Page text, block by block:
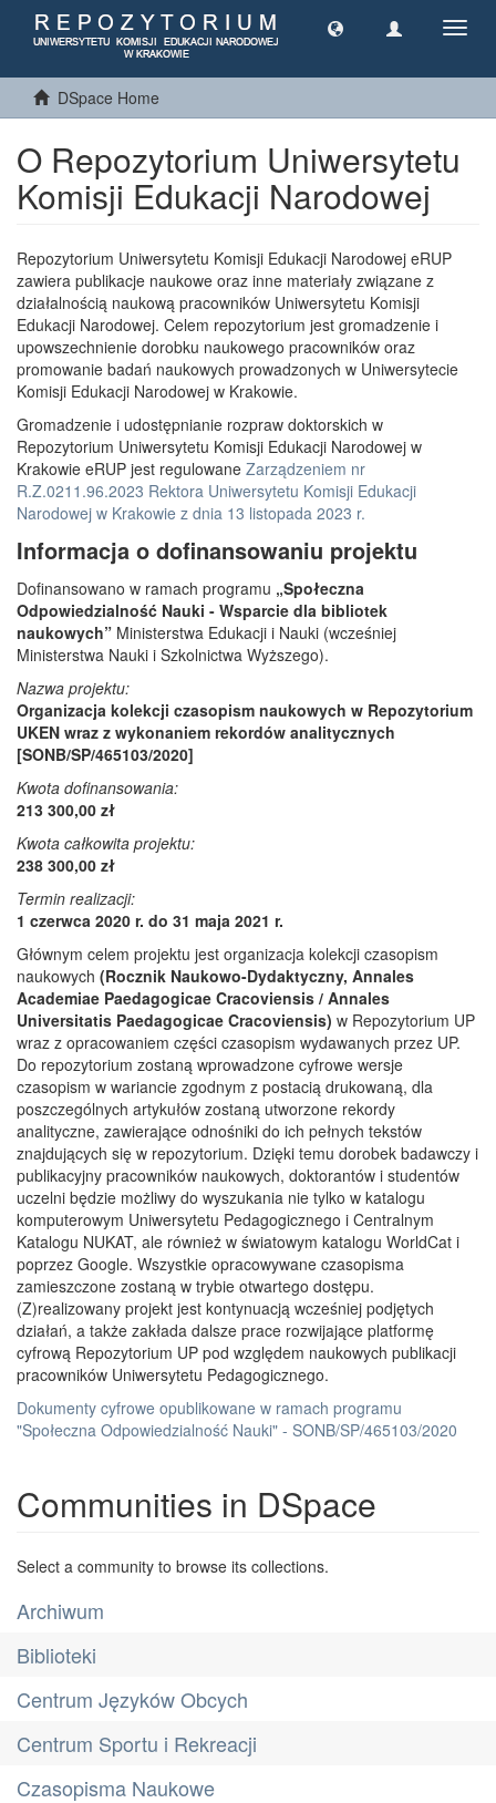
DSpace Home
O Repozytorium Uniwersytetu
Komisji Edukacji Narodowej
Repozytorium Uniwersytetu Komisji Edukacji Narodowej eRUP
zawiera publikacje naukowe oraz inne materiały związane z
działalnością naukową pracowników Uniwersytetu Komisji
Edukacji Narodowej. Celem repozytorium jest gromadzenie i
upowszechnienie dorobku naukowego pracowników oraz
promowanie badań naukowych prowadzonych w Uniwersytecie
Komisji Edukacji Narodowej w Krakowie.
Gromadzenie i udostępnianie rozpraw doktorskich w
Repozytorium Uniwersytetu Komisji Edukacji Narodowej w
Krakowie eRUP jest regulowane Zarządzeniem nr
R.Z.0211.96.2023 Rektora Uniwersytetu Komisji Edukacji
Narodowej w Krakowie z dnia 13 listopada 2023 r.
Informacja o dofinansowaniu projektu
Dofinansowano w ramach programu „Społeczna
Odpowiedzialność Nauki - Wsparcie dla bibliotek
naukowych” Ministerstwa Edukacji i Nauki (wcześniej
Ministerstwa Nauki i Szkolnictwa Wyższego).
Nazwa projektu:
Organizacja kolekcji czasopism naukowych w Repozytorium
UKEN wraz z wykonaniem rekordów analitycznych
[SONB/SP/465103/2020]
Kwota dofinansowania:
213 300,00 zł
Kwota całkowita projektu:
238 300,00 zł
Termin realizacji:
1 czerwca 2020 r. do 31 maja 2021 r.
Głównym celem projektu jest organizacja kolekcji czasopism
naukowych (Rocznik Naukowo-Dydaktyczny, Annales
Academiae Paedagogicae Cracoviensis / Annales
Universitatis Paedagogicae Cracoviensis) w Repozytorium UP
wraz z opracowaniem części czasopism wydawanych przez UP.
Do repozytorium zostaną wprowadzone cyfrowe wersje
czasopism w wariancie zgodnym z postacią drukowaną, dla
poszczególnych artykułów zostaną utworzone rekordy
analityczne, zawierające odnośniki do ich pełnych tekstów
znajdujących się w repozytorium. Dzięki temu dorobek badawczy i
publikacyjny pracowników naukowych, doktorantów i studentów
uczelni będzie możliwy do wyszukania nie tylko w katalogu
komputerowym Uniwersytetu Pedagogicznego i Centralnym
Katalogu NUKAT, ale również w światowym katalogu WorldCat i
poprzez Google. Wszystkie opracowywane czasopisma
zamieszczone zostaną w trybie otwartego dostępu.
(Z)realizowany projekt jest kontynuacją wcześniej podjętych
działań, a także zakłada dalsze prace rozwijające platformę
cyfrową Repozytorium UP pod względem naukowych publikacji
pracowników Uniwersytetu Pedagogicznego.
Dokumenty cyfrowe opublikowane w ramach programu
"Społeczna Odpowiedzialność Nauki" - SONB/SP/465103/2020
Communities in DSpace
Select a community to browse its collections.
Archiwum
Biblioteki
Centrum Języków Obcych
Centrum Sportu i Rekreacji
Czasopisma Naukowe